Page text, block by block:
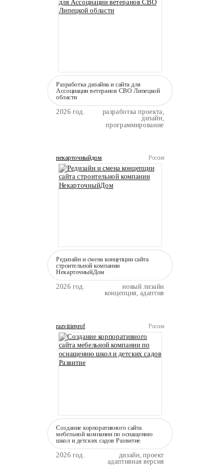
Разработка дизайна и сайта для
Ассоциации ветеранов СВО Липецкой
области
2026 год.
разработка проекта,
дизайн,
программирование
некарточныйдом Россия
Редизайн и смена концепции сайта
строительной компании
НекарточныйДом
2026 год. новый лизайн
концепция, адаптив
razvitieprof Россия
Создание корпоративного сайта
мебельной компании по оснащению
школ и детских садов Развитие
2026 год. дизайн, проект
адаптивная версия